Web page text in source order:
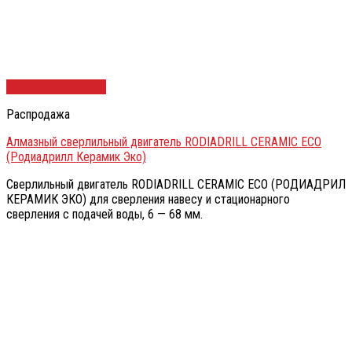
Распродажа
Алмазный сверлильный двигатель RODIADRILL CERAMIC ECO
(Родиадрилл Керамик Эко)
Сверлильный двигатель RODIADRILL CERAMIC ECO (РОДИАДРИЛ
КЕРАМИК ЭКО) для сверления навесу и стационарного
сверления с подачей воды, 6 — 68 мм.